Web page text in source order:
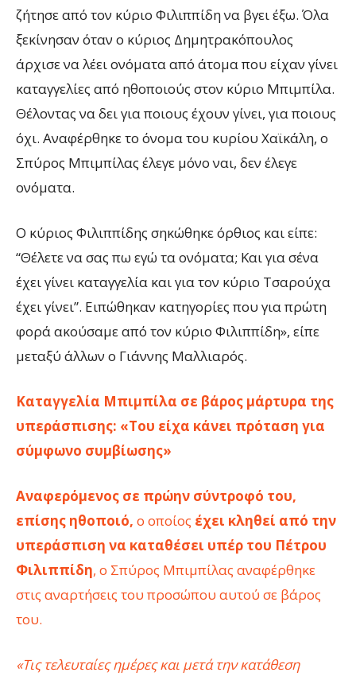
ζήτησε από τον κύριο Φιλιππίδη να βγει έξω. Όλα
ξεκίνησαν όταν ο κύριος Δημητρακόπουλος
άρχισε να λέει ονόματα από άτομα που είχαν γίνει
καταγγελίες από ηθοποιούς στον κύριο Μπιμπίλα.
Θέλοντας να δει για ποιους έχουν γίνει, για ποιους
όχι. Αναφέρθηκε το όνομα του κυρίου Χαϊκάλη, ο
Σπύρος Μπιμπίλας έλεγε μόνο ναι, δεν έλεγε
ονόματα.
Ο κύριος Φιλιππίδης σηκώθηκε όρθιος και είπε:
“Θέλετε να σας πω εγώ τα ονόματα; Και για σένα
έχει γίνει καταγγελία και για τον κύριο Τσαρούχα
έχει γίνει”. Ειπώθηκαν κατηγορίες που για πρώτη
φορά ακούσαμε από τον κύριο Φιλιππίδη», είπε
μεταξύ άλλων ο Γιάννης Μαλλιαρός.
Καταγγελία Μπιμπίλα σε βάρος μάρτυρα της
υπεράσπισης: «Του είχα κάνει πρόταση για
σύμφωνο συμβίωσης»
Αναφερόμενος σε πρώην σύντροφό του,
επίσης ηθοποιό, ο οποίος έχει κληθεί από την
υπεράσπιση να καταθέσει υπέρ του Πέτρου
Φιλιππίδη, ο Σπύρος Μπιμπίλας αναφέρθηκε
στις αναρτήσεις του προσώπου αυτού σε βάρος
του.
«Τις τελευταίες ημέρες και μετά την κατάθεση